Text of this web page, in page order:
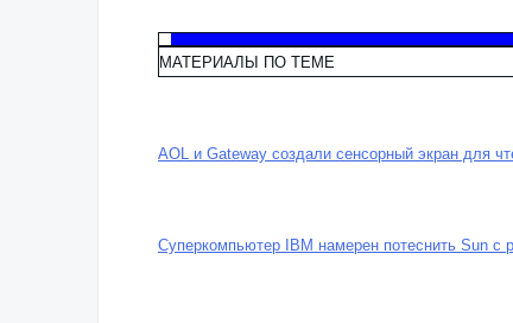
МАТЕРИАЛЫ ПО ТЕМЕ
AOL и Gateway создали сенсорный экран для
Суперкомпьютер IBM намерен потеснить Sun с